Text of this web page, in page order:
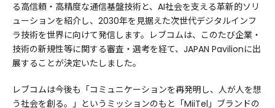
る高信頼・高精度な通信基盤技術と、AI社会を支える革新的ソリ
ューションを紹介し、2030年を見据えた次世代デジタルインフ
ラ技術を世界に向けて発信します。レブコムは、このたび企業・
技術の新規性等に関する審査・選考を経て、JAPAN Pavilionに出
展することが決定いたしました。
レブコムは今後も「コミュニケーションを再発明し、人が人を想
う社会を創る。」というミッションのもと「MiiTel」ブランドの